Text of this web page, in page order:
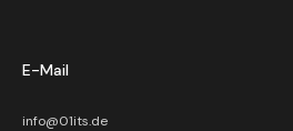
E-Mail
info@01its.de